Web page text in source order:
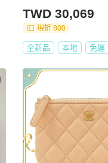
TWD 30,069
現折 800
全新品 本地 免運